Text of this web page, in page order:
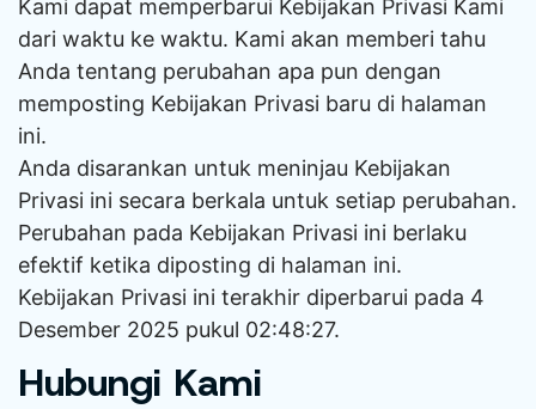
Kami dapat memperbarui Kebijakan Privasi Kami
dari waktu ke waktu. Kami akan memberi tahu
Anda tentang perubahan apa pun dengan
memposting Kebijakan Privasi baru di halaman
ini.
Anda disarankan untuk meninjau Kebijakan
Privasi ini secara berkala untuk setiap perubahan.
Perubahan pada Kebijakan Privasi ini berlaku
efektif ketika diposting di halaman ini.
Kebijakan Privasi ini terakhir diperbarui pada 4
Desember 2025 pukul 02:48:27.
Hubungi Kami